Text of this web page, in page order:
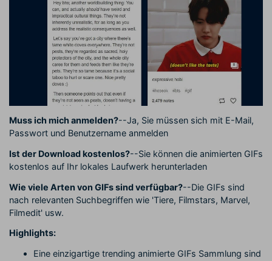
Muss ich mich anmelden?--Ja, Sie müssen sich mit E-Mail,
Passwort und Benutzername anmelden
Ist der Download kostenlos?--Sie können die animierten GIFs
kostenlos auf Ihr lokales Laufwerk herunterladen
Wie viele Arten von GIFs sind verfügbar?--Die GIFs sind
nach relevanten Suchbegriffen wie 'Tiere, Filmstars, Marvel,
Filmedit' usw.
Highlights:
Eine einzigartige trending animierte GIFs Sammlung sind